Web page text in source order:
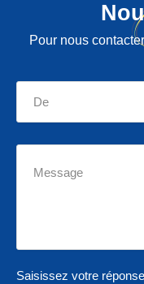
Pour nous
Saisissez votre